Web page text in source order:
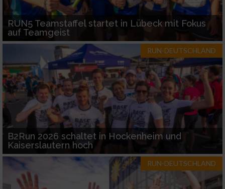
RUN5 Teamstaffel startet in Lübeck mit Fokus
auf Teamgeist
RUN-DEUTSCHLAND
B2Run 2026 schaltet in Hockenheim und
Kaiserslautern hoch
RUN-DEUTSCHLAND